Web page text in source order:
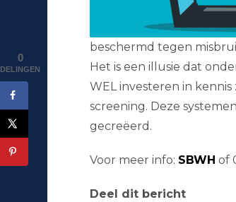
beschermd tegen
Het is een illusie dat
WEL investeren in
screening. Deze
gecreëerd.
Voor meer info: SBWH of
Deel dit bericht
0
DELINGEN